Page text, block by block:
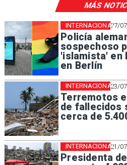
MÁS
27/
Policía
sospechoso
'islamista' en
en Berlín
INTERNACIONAL
23/
Terremotos
de fallecidos
cerca de
INTERNACIONAL
21/
Presidenta
INTERNACIONAL